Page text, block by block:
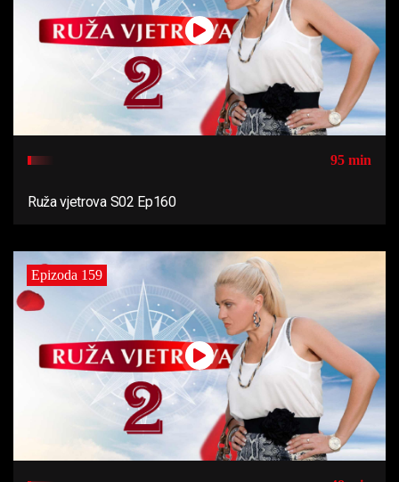
95 min
Ruža vjetrova S02 Ep160
Epizoda 159